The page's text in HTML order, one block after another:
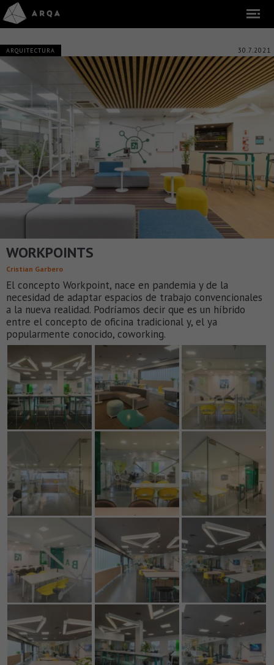
ARQUITECTURA 30.7.2021
WORKPOINTS
Cristian Garbero
El concepto Workpoint, nace en pandemia y de la
necesidad de adaptar espacios de trabajo convencionales
a la nueva realidad. Podríamos decir que es un híbrido
entre el concepto de oficina tradicional y, el ya
popularmente conocido, coworking.